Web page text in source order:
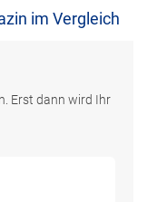
im Vergleich
Erst dann wird Ihr